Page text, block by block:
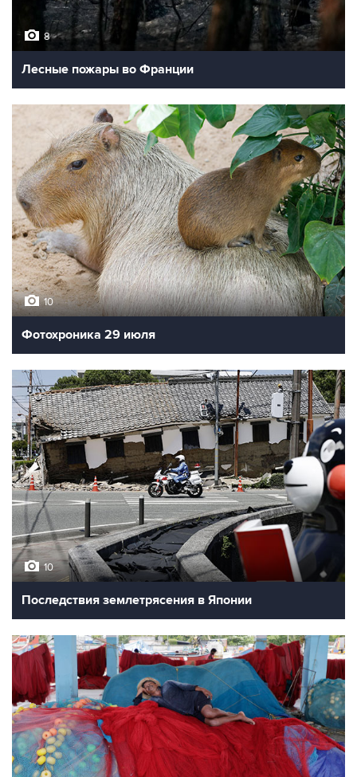
8
Лесные пожары во Франции
10
Фотохроника 29 июля
10
Последствия землетрясения в Японии